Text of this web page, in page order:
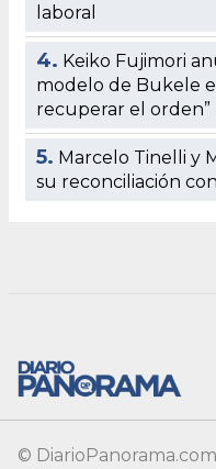
laboral
4. Keiko Fujimori
modelo de Bukele
recuperar el orden”
5. Marcelo Tinelli y
su reconciliación
© DiarioPanorama.com